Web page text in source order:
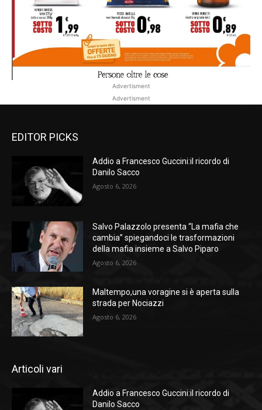
Advertisment
Advertisment
EDITOR PICKS
Addio a Francesco Guccini:il ricordo di
Danilo Sacco
Agosto 6, 2026
Salvo Palazzolo presenta “La mafia che
cambia” spiegandoci le trasformazioni
della mafia insieme a Salvo Piparo
Agosto 6, 2026
Maltempo,una voragine si è aperta sulla
strada per Nociazzi
Agosto 6, 2026
Articoli vari
Addio a Francesco Guccini:il ricordo di
Danilo Sacco